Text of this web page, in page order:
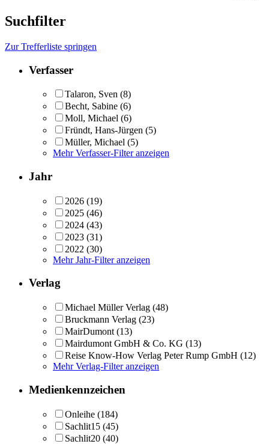
Suchfilter
Zur Trefferliste springen
Verfasser
Talaron, Sven (8)
Becht, Sabine (6)
Moll, Michael (6)
Fründt, Hans-Jürgen (5)
Müller, Michael (5)
Mehr Verfasser-Filter anzeigen
Jahr
2026 (19)
2025 (46)
2024 (43)
2023 (31)
2022 (30)
Mehr Jahr-Filter anzeigen
Verlag
Michael Müller Verlag (48)
Bruckmann Verlag (23)
MairDumont (13)
Mairdumont GmbH & Co. KG (13)
Reise Know-How Verlag Peter Rump GmbH (12)
Mehr Verlag-Filter anzeigen
Medienkennzeichen
Onleihe (184)
Sachlit15 (45)
Sachlit20 (40)